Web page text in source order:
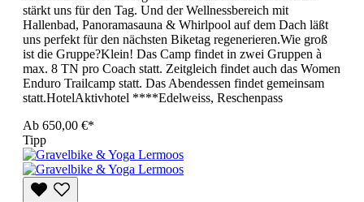
stärkt uns für den Tag. Und der Wellnessbereich mit
Hallenbad, Panoramasauna & Whirlpool auf dem Dach läßt
uns perfekt für den nächsten Biketag regenerieren.Wie groß
ist die Gruppe?Klein! Das Camp findet in zwei Gruppen à
max. 8 TN pro Coach statt. Zeitgleich findet auch das Women
Enduro Trailcamp statt. Das Abendessen findet gemeinsam
statt.HotelAktivhotel ****Edelweiss, Reschenpass
Ab 650,00 €*
Tipp